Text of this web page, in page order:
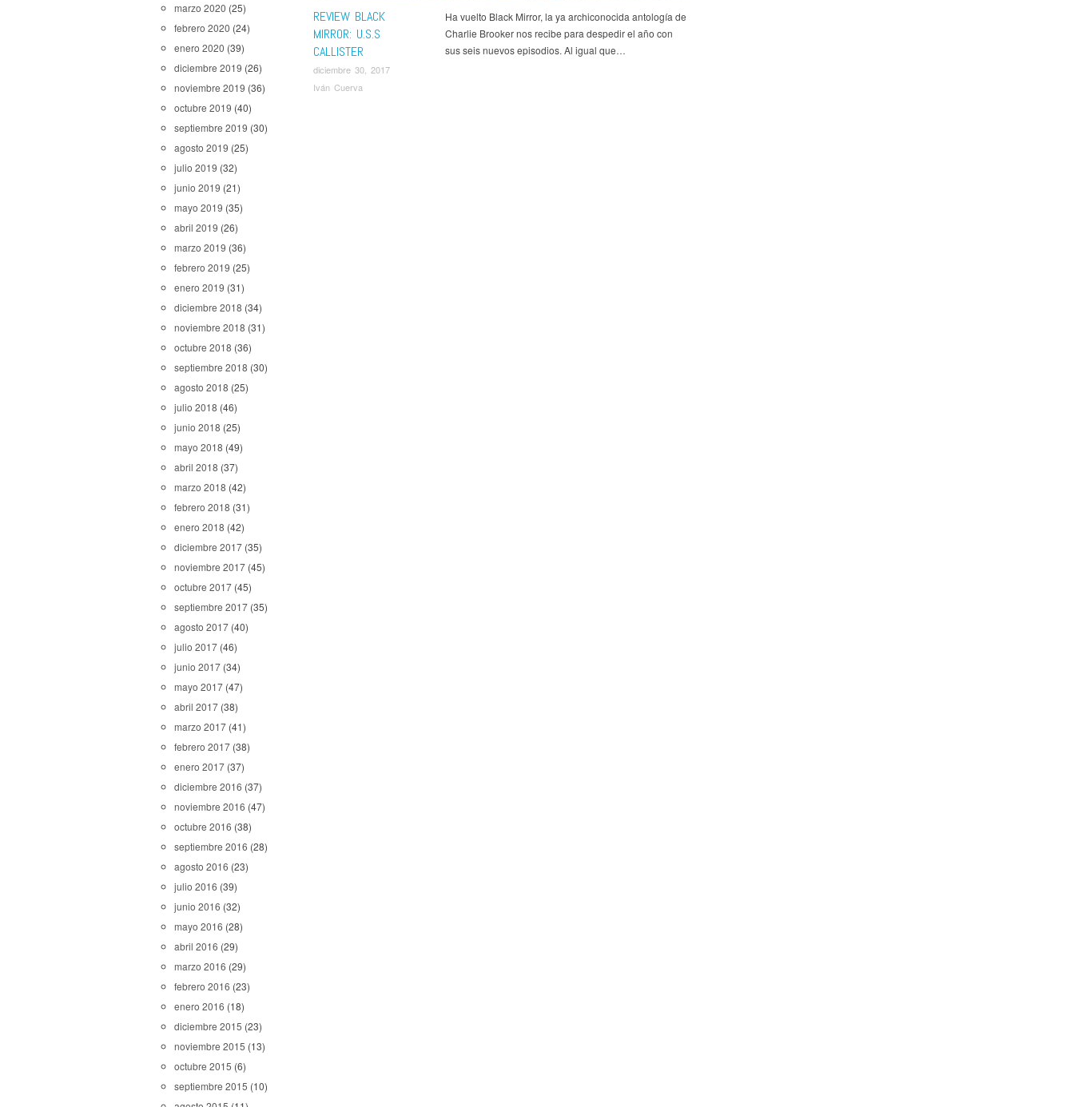
marzo 2020 (25)
febrero 2020 (24)
enero 2020 (39)
diciembre 2019 (26)
noviembre 2019 (36)
octubre 2019 (40)
septiembre 2019 (30)
agosto 2019 (25)
julio 2019 (32)
junio 2019 (21)
mayo 2019 (35)
abril 2019 (26)
marzo 2019 (36)
febrero 2019 (25)
enero 2019 (31)
diciembre 2018 (34)
noviembre 2018 (31)
octubre 2018 (36)
septiembre 2018 (30)
agosto 2018 (25)
julio 2018 (46)
junio 2018 (25)
mayo 2018 (49)
abril 2018 (37)
marzo 2018 (42)
febrero 2018 (31)
enero 2018 (42)
diciembre 2017 (35)
noviembre 2017 (45)
octubre 2017 (45)
septiembre 2017 (35)
agosto 2017 (40)
julio 2017 (46)
junio 2017 (34)
mayo 2017 (47)
abril 2017 (38)
marzo 2017 (41)
febrero 2017 (38)
enero 2017 (37)
diciembre 2016 (37)
noviembre 2016 (47)
octubre 2016 (38)
septiembre 2016 (28)
agosto 2016 (23)
julio 2016 (39)
junio 2016 (32)
mayo 2016 (28)
abril 2016 (29)
marzo 2016 (29)
febrero 2016 (23)
enero 2016 (18)
diciembre 2015 (23)
noviembre 2015 (13)
octubre 2015 (6)
septiembre 2015 (10)
REVIEW BLACK
MIRROR: U.S.S
CALLISTER
diciembre 30, 2017
Iván Cuerva
Ha vuelto Black Mirror, la ya archiconocida antología de
Charlie Brooker nos recibe para despedir el año con
sus seis nuevos episodios. Al igual que…